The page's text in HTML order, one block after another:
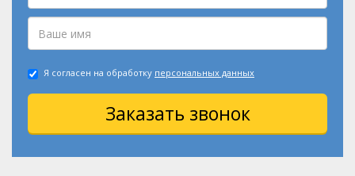
Я согласен на обработку персональных данных
Заказать звонок